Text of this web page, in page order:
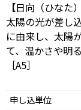
【日向（ひなた）
太陽の光が差し
に由来し、太陽
て、温かさや明
［A5］
申し込単位